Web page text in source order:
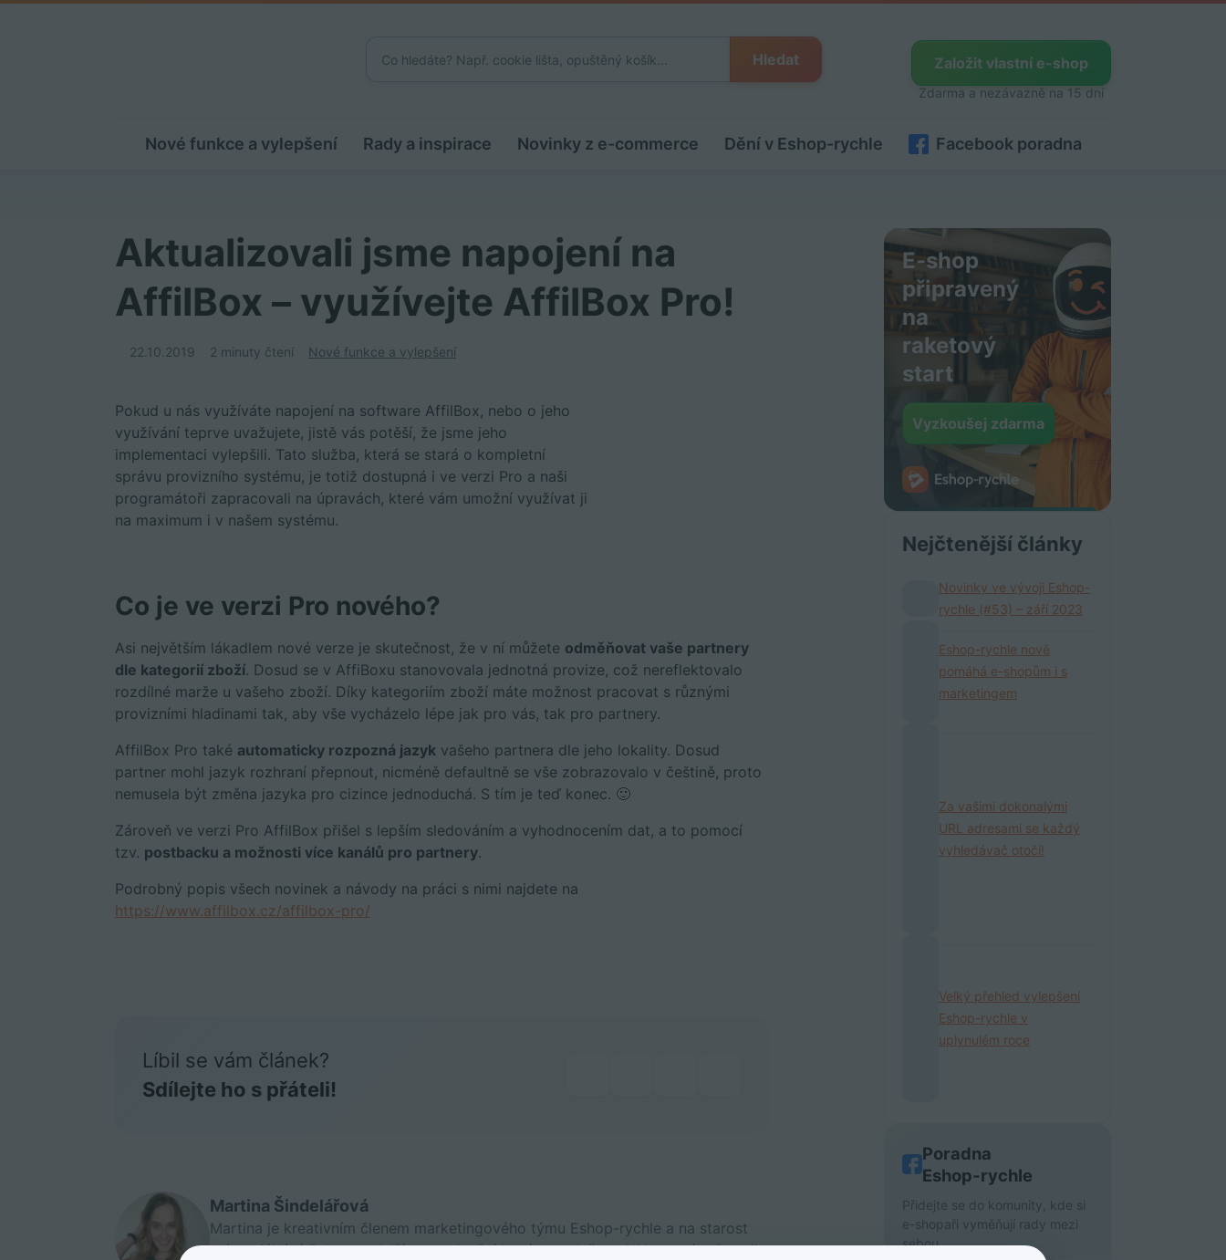
Hledat Založit vlastní e-shop
Zdarma a nezávazně na 15 dní
Nové funkce a vylepšení Rady a inspirace Novinky z e-commerce Dění v Eshop-rychle Facebook poradna
Aktualizovali jsme napojení na
AffilBox – využívejte AffilBox Pro!
22.10.2019 2 minuty čtení Nové funkce a vylepšení
Pokud u nás využíváte napojení na software AffilBox, nebo o jeho
využívání teprve uvažujete, jistě vás potěší, že jsme jeho
implementaci vylepšili. Tato služba, která se stará o kompletní
správu provizního systému, je totiž dostupná i ve verzi Pro a naši
programátoři zapracovali na úpravách, které vám umožní využívat ji
na maximum i v našem systému.
Co je ve verzi Pro nového?
Asi největším lákadlem nové verze je skutečnost, že v ní můžete odměňovat vaše partnery
dle kategorií zboží. Dosud se v AffiBoxu stanovovala jednotná provize, což nereflektovalo
rozdílné marže u vašeho zboží. Díky kategoriím zboží máte možnost pracovat s různými
provizními hladinami tak, aby vše vycházelo lépe jak pro vás, tak pro partnery.
AffilBox Pro také automaticky rozpozná jazyk vašeho partnera dle jeho lokality. Dosud
partner mohl jazyk rozhraní přepnout, nicméně defaultně se vše zobrazovalo v češtině, proto
nemusela být změna jazyka pro cizince jednoduchá. S tím je teď konec. 🙂
Zároveň ve verzi Pro AffilBox přišel s lepším sledováním a vyhodnocením dat, a to pomocí
tzv. postbacku a možnosti více kanálů pro partnery.
Podrobný popis všech novinek a návody na práci s nimi najdete na
https://www.affilbox.cz/affilbox-pro/
Líbil se vám článek?
Sdílejte ho s přáteli!
Martina Šindelářová
Martina je kreativním členem marketingového týmu Eshop-rychle a na starost
má sociální sítě, blog a další komunikační kanály společnosti. Ve volném čase ji
E-shop
připravený
na
raketový
start
Vyzkoušej zdarma
Nejčtenější články
Novinky ve vývoji Eshop-
rychle (#53) – září 2023
Eshop-rychle nově
pomáhá e-shopům i s
marketingem
Za vašimi dokonalými
URL adresami se každý
vyhledávač otočí!
Velký přehled vylepšení
Eshop-rychle v
uplynulém roce
Poradna
Eshop-rychle
Přidejte se do komunity, kde si
e-shopaři vyměňují rady mezi
sebou.